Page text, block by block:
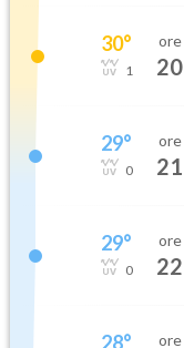
30°
1
ore
20
29°
0
ore
21
29°
0
ore
22
28° ore